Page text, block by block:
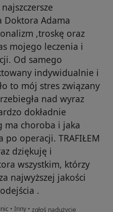
Doktora Adama
,troskę oraz
mojego leczenia i
Od samego
indywidualnie i
to mój stres związany
nad wyraz
dokładnie
ma choroba i jaka
operacji. TRAFIŁEM
dziękuję i
wszystkim, którzy
najwyższej jakości
.
• Inny • w opinii użytkownika Józef z
zgłoś nadużycie